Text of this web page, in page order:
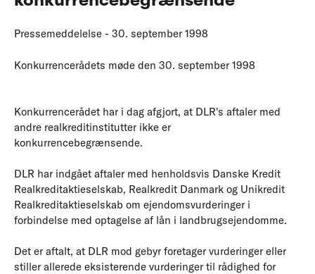
Pressemeddelelse - 30. september 1998
Konkurrencerådets møde den 30. september 1998
Konkurrencerådet har i dag afgjort, at DLR's aftaler med
andre realkreditinstitutter ikke er
konkurrencebegrænsende.
DLR har indgået aftaler med henholdsvis Danske Kredit
Realkreditaktieselskab, Realkredit Danmark og Unikredit
Realkreditaktieselskab om ejendomsvurderinger i
forbindelse med optagelse af lån i landbrugsejendomme.
Det er aftalt, at DLR mod gebyr foretager vurderinger eller
stiller allerede eksisterende vurderinger til rådighed for